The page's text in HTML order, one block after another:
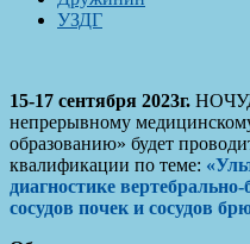
УЗДГ
15-17 сентября 2023г.
непрерывному
образованию» будет
квалификации по теме:
диагностике
сосудов почек и сосудов